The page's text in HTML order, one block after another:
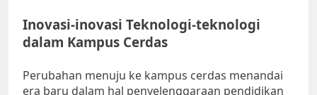
Inovasi-inovasi Teknologi-teknologi
dalam Kampus Cerdas
Perubahan menuju ke kampus cerdas menandai
era baru dalam hal penyelenggaraan pendidikan